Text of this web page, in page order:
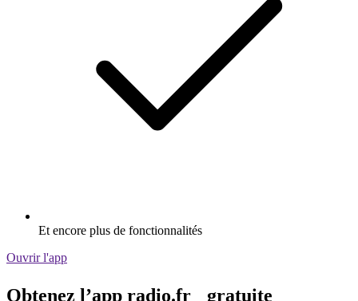
Et encore plus de fonctionnalités
Ouvrir l'app
Obtenez l’app radio.fr gratuite